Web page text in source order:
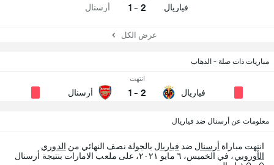
مباريات ذات صلة - الذهاب
فياريال
انتهت
2
-
1 أرسنال
فياريال 2 - 1 أرسنال
عرض الكل
معلومات عن أرسنال ضد فياريال
انتهت مباراة أرسنال ضد فياريال بالجولة نصف النهائي من الدوري
الأوروبي
، في الخميس، ٦ مايو ٢٠٢١، على ملعب الامارات بنتيجة أرسنال